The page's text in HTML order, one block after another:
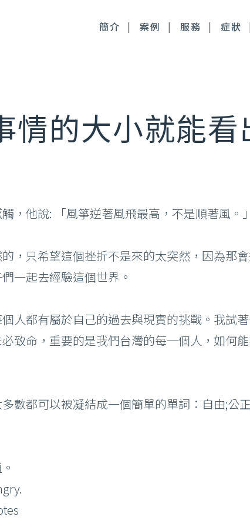
簡介 案例 服務
皮膚管理：醫療級果酸
深
症狀
情的大小就能看
他說: 「風箏逆著風飛最高，不是順著風。」
，只希望這個挫折不是來的太突然，因為那
一起去經驗這個世界。
人都有屬於自己的過去與現實的挑戰。我試
致命，重要的是我們台灣的每一個人，如何
都可以被凝結成一個簡單的單詞：自由;公